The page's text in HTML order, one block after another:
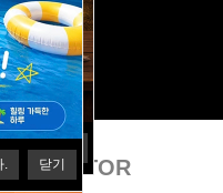
. 닫기
닫기
. 닫기
CREATOR